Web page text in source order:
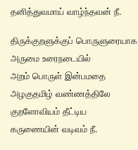
தனித்துவமாய் வாழ்ந்தவன் நீ.
திருக்குறளுக்குப் பொருளுரையாக
அருமை உரைநடையில்
அறம் பொருள் இன்பமதை
அழகுதமிழ் வண்ணத்திலே
குறளோவியம் தீட்டிய
கருணையின் வடிவம் நீ.